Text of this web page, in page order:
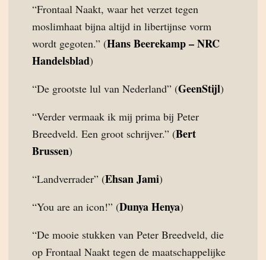
“Frontaal Naakt, waar het verzet tegen
moslimhaat bijna altijd in libertijnse vorm
wordt gegoten.” (Hans Beerekamp – NRC
Handelsblad)
“De grootste lul van Nederland” (GeenStijl)
“Verder vermaak ik mij prima bij Peter
Breedveld. Een groot schrijver.” (Bert
Brussen)
“Landverrader” (Ehsan Jami)
“You are an icon!” (Dunya Henya)
“De mooie stukken van Peter Breedveld, die
op Frontaal Naakt tegen de maatschappelijke